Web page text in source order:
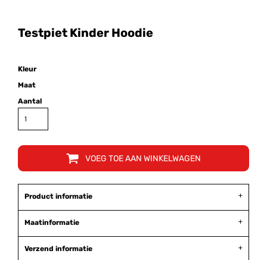
Testpiet Kinder Hoodie
Kleur
Maat
Aantal
VOEG TOE AAN WINKELWAGEN
Product informatie
Maatinformatie
Verzend informatie